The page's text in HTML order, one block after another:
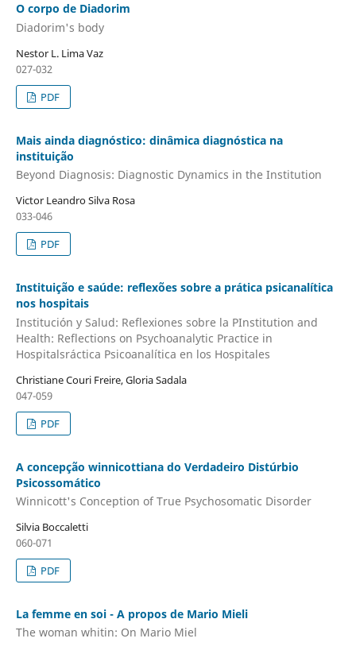
O corpo de Diadorim
Diadorim's body
Nestor L. Lima Vaz
027-032
PDF
Mais ainda diagnóstico: dinâmica diagnóstica na
instituição
Beyond Diagnosis: Diagnostic Dynamics in the Institution
Victor Leandro Silva Rosa
033-046
PDF
Instituição e saúde: reflexões sobre a prática psicanalítica
nos hospitais
Institución y Salud: Reflexiones sobre la PInstitution and
Health: Reflections on Psychoanalytic Practice in
Hospitalsráctica Psicoanalítica en los Hospitales
Christiane Couri Freire, Gloria Sadala
047-059
PDF
A concepção winnicottiana do Verdadeiro Distúrbio
Psicossomático
Winnicott's Conception of True Psychosomatic Disorder
Silvia Boccaletti
060-071
PDF
La femme en soi - A propos de Mario Mieli
The woman whitin: On Mario Miel